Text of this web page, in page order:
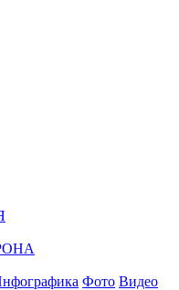
Фото Видео